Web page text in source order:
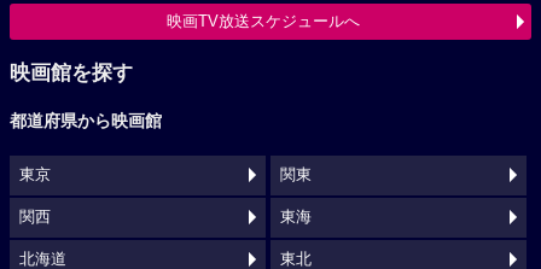
映画TV放送スケジュールへ
映画館を探す
都道府県から映画館
東京 関東
関西 東海
北海道 東北